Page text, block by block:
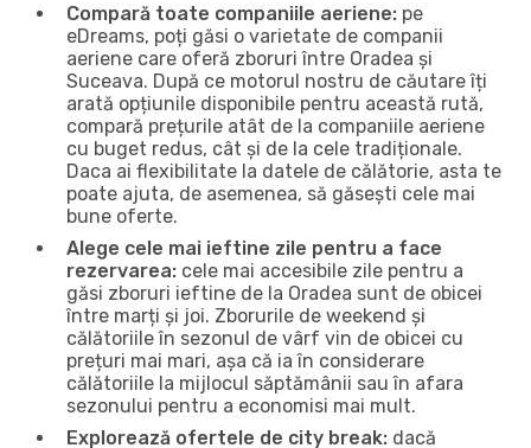
Compară toate companiile aeriene: pe
eDreams, poți găsi o varietate de companii
aeriene care oferă zboruri între Oradea și
Suceava. După ce motorul nostru de căutare îți
arată opțiunile disponibile pentru această rută,
compară prețurile atât de la companiile aeriene
cu buget redus, cât și de la cele tradiționale.
Daca ai flexibilitate la datele de călătorie, asta te
poate ajuta, de asemenea, să găsești cele mai
bune oferte.
Alege cele mai ieftine zile pentru a face
rezervarea: cele mai accesibile zile pentru a
găsi zboruri ieftine de la Oradea sunt de obicei
între marți și joi. Zborurile de weekend și
călătoriile în sezonul de vârf vin de obicei cu
prețuri mai mari, așa că ia în considerare
călătoriile la mijlocul săptămânii sau în afara
sezonului pentru a economisi mai mult.
Explorează ofertele de city break: dacă